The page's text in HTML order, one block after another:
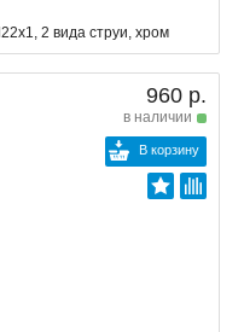
2 вида струи, хром
960 р.
в наличии
В корзину